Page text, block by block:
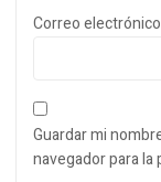
Correo electrónico
Guardar mi
navegador para